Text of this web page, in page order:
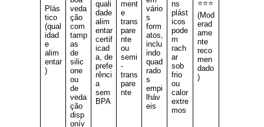
Plás
tico
(qual
idad
e
alim
entar
)
veda
ção
com
tamp
as
de
silic
one
ou
de
veda
ção
disp
onív
quali
dade
alim
entar
certif
icad
a, de
prefe
rênci
a
sem
BPA
ment
e
trans
pare
nte
ou
semi
-
trans
pare
nte
vário
s
form
atos,
inclu
indo
quad
rado
s
empi
lháv
eis
ns
plást
icos
pode
m
rach
ar
sob
frio
ou
calor
extre
mos
⭐⭐⭐
(Mod
erad
ame
nte
reco
men
dado
)